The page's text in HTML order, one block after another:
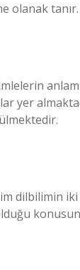
olanak tanır.
yer
dilbilimin iki